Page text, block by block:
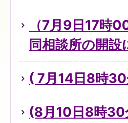
（7月9日17時
同相談所の開設
( 7月14日8時
(8月10日8時30